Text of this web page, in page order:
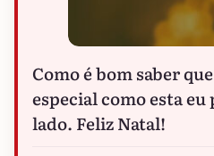
Como é bom saber
especial como esta eu
lado. Feliz Natal!